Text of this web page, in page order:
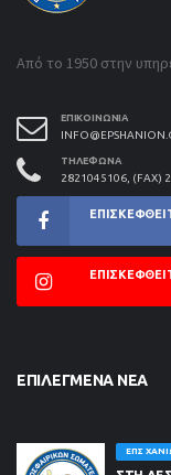
Από το 1950 στην
ΕΠΙΚΟΙΝΩΝΊΑ
ΤΗΛΈΦΩΝΑ
2821045106, (FAX)
ΕΠΙΛΕΓΜΈΝΑ ΝΈΑ
ΕΠΣ